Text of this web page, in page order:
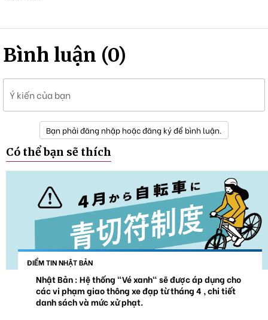
Bình luận (0)
Ý kiến của bạn
Bạn phải đăng nhập hoặc đăng ký để bình luận.
Có thể bạn sẽ thích
ĐIỂM TIN NHẬT BẢN
Nhật Bản : Hệ thống "Vé xanh" sẽ được áp dụng cho
các vi phạm giao thông xe đạp từ tháng 4 , chi tiết
danh sách và mức xử phạt.